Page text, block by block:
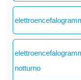
notturno